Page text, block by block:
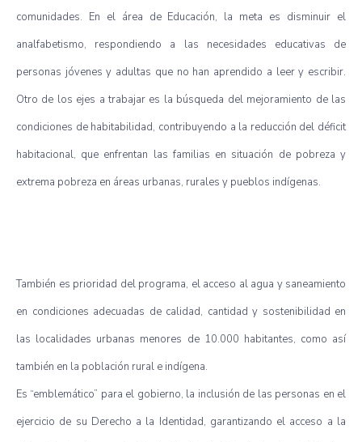
comunidades. En el área de Educación, la meta es disminuir el
analfabetismo, respondiendo a las necesidades educativas de
personas jóvenes y adultas que no han aprendido a leer y escribir.
Otro de los ejes a trabajar es la búsqueda del mejoramiento de las
condiciones de habitabilidad, contribuyendo a la reducción del déficit
habitacional, que enfrentan las familias en situación de pobreza y
extrema pobreza en áreas urbanas, rurales y pueblos indígenas.
También es prioridad del programa, el acceso al agua y saneamiento
en condiciones adecuadas de calidad, cantidad y sostenibilidad en
las localidades urbanas menores de 10.000 habitantes, como así
también en la población rural e indígena.
Es “emblemático” para el gobierno, la inclusión de las personas en el
ejercicio de su Derecho a la Identidad, garantizando el acceso a la